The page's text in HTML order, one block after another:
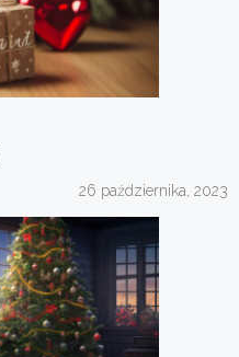
26 października, 2023